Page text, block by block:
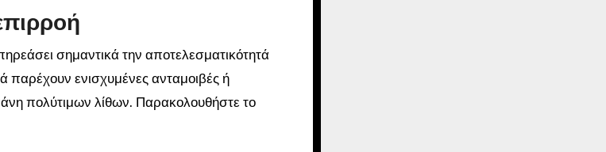
σημαντικά την αποτελεσματικότητά
παρέχουν ενισχυμένες ανταμοιβές ή
πολύτιμων λίθων. Παρακολουθήστε το